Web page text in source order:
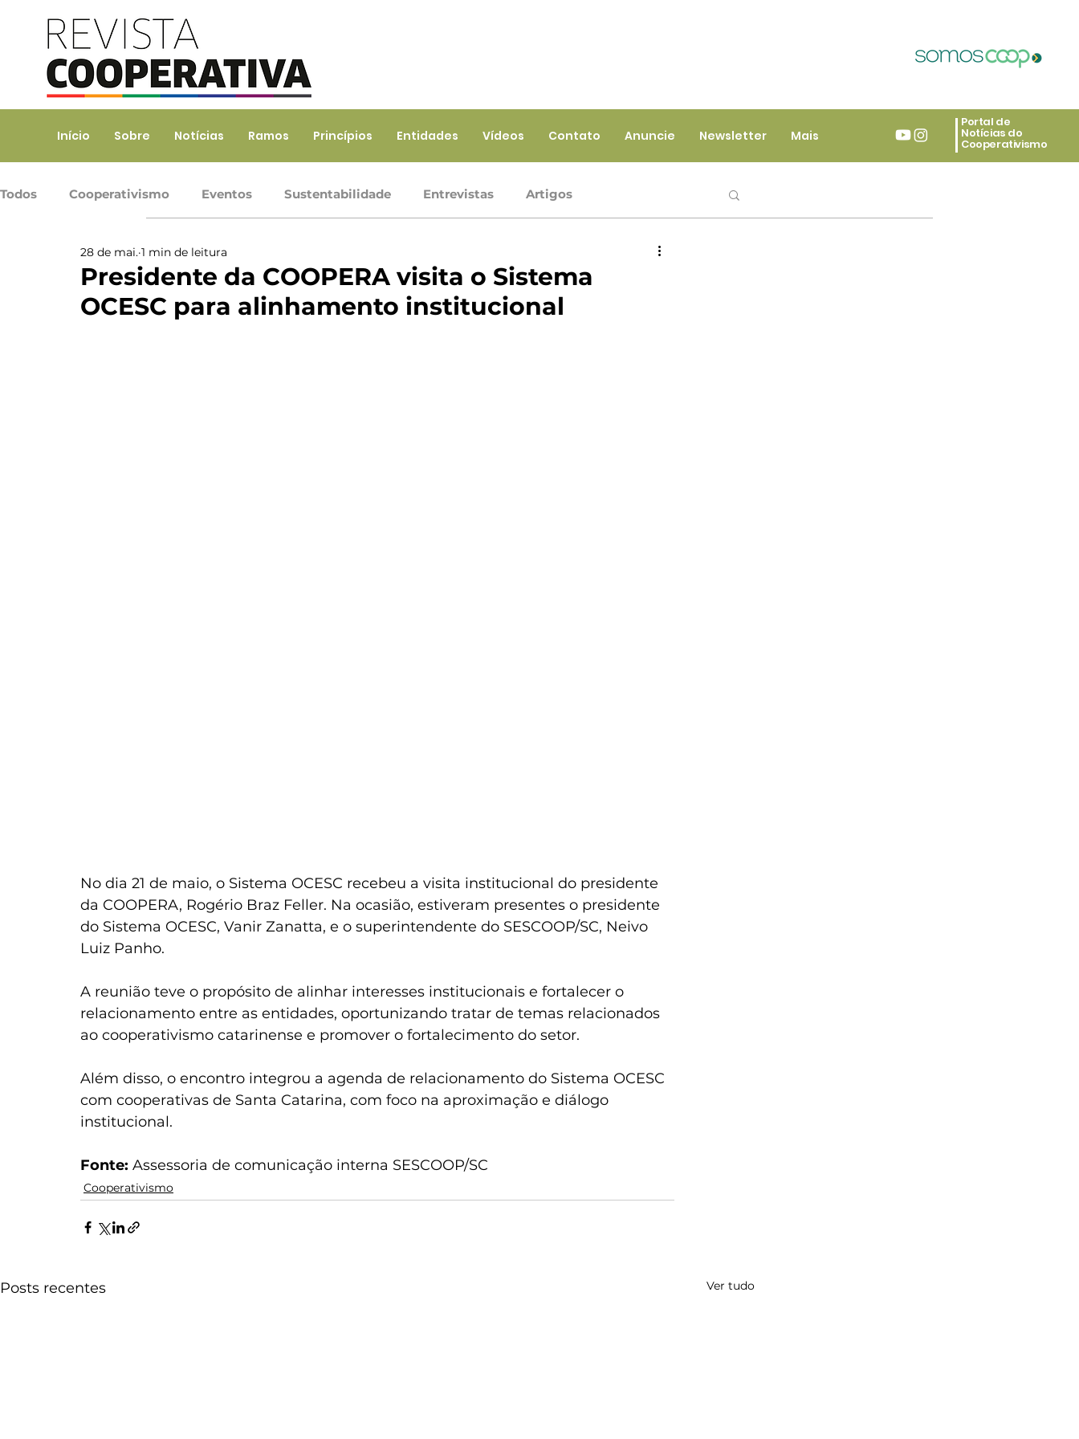
Início Sobre Notícias Ramos Princípios Entidades Vídeos Contato Anuncie Newsletter Mais
Portal de
Notícias do
Cooperativismo
Todos Cooperativismo Eventos Sustentabilidade Entrevistas Artigos
Ramo Agropecuário Ramo Consumo Ramo Saúde
Trabalho, Prod. de Bens e Serviços
Presidente da COOPERA visita o Sistema
OCESC para alinhamento institucional
28 de mai. 1 min de leitura
No dia 21 de maio, o Sistema OCESC recebeu a visita institucional do presidente
da COOPERA, Rogério Braz Feller. Na ocasião, estiveram presentes o presidente
do Sistema OCESC, Vanir Zanatta, e o superintendente do SESCOOP/SC, Neivo
Luiz Panho.
A reunião teve o propósito de alinhar interesses institucionais e fortalecer o
relacionamento entre as entidades, oportunizando tratar de temas relacionados
ao cooperativismo catarinense e promover o fortalecimento do setor.
Além disso, o encontro integrou a agenda de relacionamento do Sistema OCESC
com cooperativas de Santa Catarina, com foco na aproximação e diálogo
institucional.
Fonte: Assessoria de comunicação interna SESCOOP/SC
Cooperativismo
Posts recentes Ver tudo